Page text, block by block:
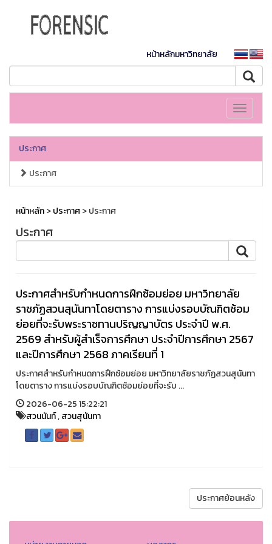
หน้าหลักมหาวิทยาลัย
Toggle
ประกาศ
ประกาศ
หน้าหลัก>ประกาศ> ประกาศ
ประกาศ
ประกาศสำหรับกำหนดการฝึกซ้อมย่อย มหาวิทยาลัย
ราชภัฏสวนสุนันทาโดยตาราง การแบ่งรอบบัณฑิตซ้อม
ย่อยที่จะรับพระราชทานปริญญาบัตร ประจำปี พ.ศ.
2569 สำหรับผู้สำเร็จการศึกษา ประจำปีการศึกษา 2567
และปีการศึกษา 2568 ภาคเรียนที่ 1
ประกาศสำหรับกำหนดการฝึกซ้อมย่อย มหาวิทยาลัยราชภัฏสวนสุนันทา
โดยตาราง การแบ่งรอบบัณฑิตซ้อมย่อยที่จะรับ ...
2026-06-25 15:22:21
สวนนันท์,สวนสุนันทา
ประกาศย้อนหลัง